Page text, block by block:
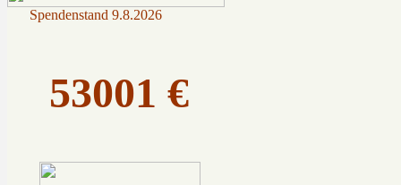
Spendenstand 9.8.2026
53001 €